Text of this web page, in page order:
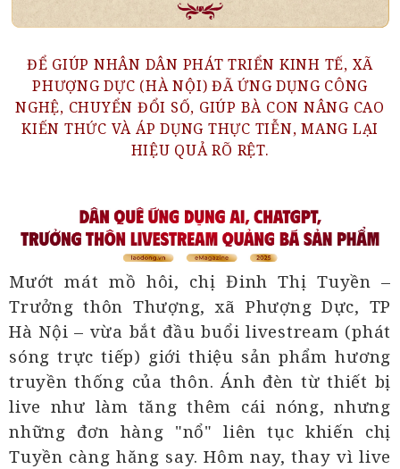
ĐỂ GIÚP NHÂN DÂN PHÁT TRIỂN KINH TẾ, XÃ
PHƯỢNG DỰC (HÀ NỘI) ĐÃ ỨNG DỤNG CÔNG
NGHỆ, CHUYỂN ĐỔI SỐ, GIÚP BÀ CON NÂNG CAO
KIẾN THỨC VÀ ÁP DỤNG THỰC TIỄN, MANG LẠI
HIỆU QUẢ RÕ RỆT.
Mướt mát mồ hôi, chị Đinh Thị Tuyền –
Trưởng thôn Thượng, xã Phượng Dực, TP
Hà Nội – vừa bắt đầu buổi livestream (phát
sóng trực tiếp) giới thiệu sản phẩm hương
truyền thống của thôn. Ánh đèn từ thiết bị
live như làm tăng thêm cái nóng, nhưng
những đơn hàng "nổ" liên tục khiến chị
Tuyền càng hăng say. Hôm nay, thay vì live